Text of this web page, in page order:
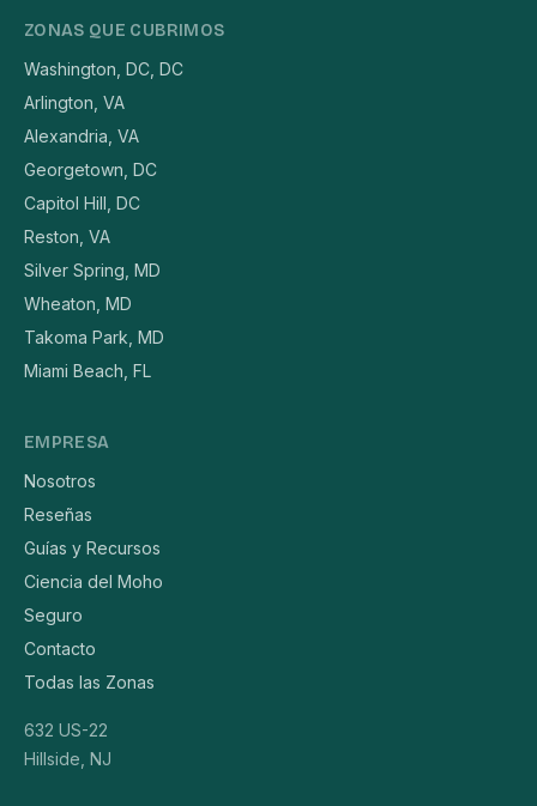
ZONAS QUE CUBRIMOS
Washington, DC, DC
Arlington, VA
Alexandria, VA
Georgetown, DC
Capitol Hill, DC
Reston, VA
Silver Spring, MD
Wheaton, MD
Takoma Park, MD
Miami Beach, FL
EMPRESA
Nosotros
Reseñas
Guías y Recursos
Ciencia del Moho
Seguro
Contacto
Todas las Zonas
632 US-22
Hillside, NJ